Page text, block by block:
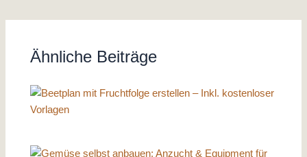
Ähnliche Beiträge